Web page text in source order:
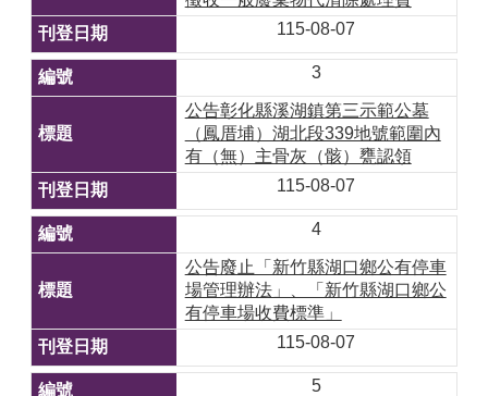
115-08-07
3
公告彰化縣溪湖鎮第三示範公墓
（鳳厝埔）湖北段339地號範圍內
有（無）主骨灰（骸）甕認領
115-08-07
4
公告廢止「新竹縣湖口鄉公有停車
場管理辦法」、「新竹縣湖口鄉公
有停車場收費標準」
115-08-07
5